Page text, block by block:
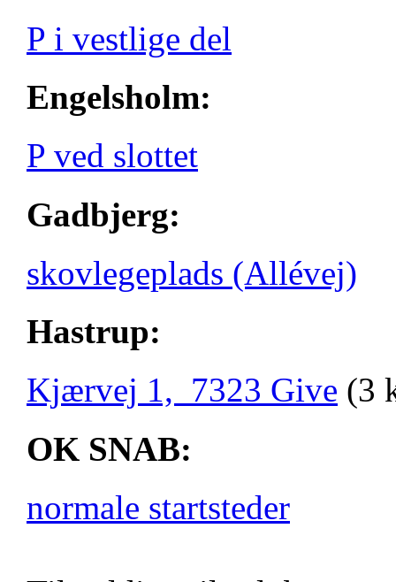
P i vestlige del
Engelsholm:
P ved slottet
Gadbjerg:
skovlegeplads (Allévej)
Hastrup:
Kjærvej 1, 7323 Give (3
OK SNAB:
normale startsteder